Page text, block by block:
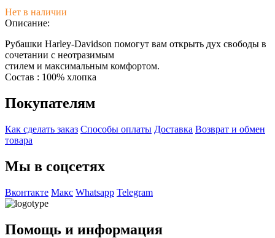
Нет в наличии
Описание:
Рубашки Harley-Davidson помогут вам открыть дух свободы в
сочетании с неотразимым
стилем и максимальным комфортом.
Состав : 100% хлопка
Покупателям
Как сделать заказ Способы оплаты Доставка Возврат и обмен
товара
Мы в соцсетях
Вконтакте Макс Whatsapp Telegram
Помощь и информация